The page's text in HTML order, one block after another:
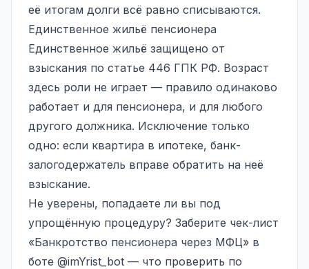
её итогам долги всё равно списываются.
Единственное жильё пенсионера
Единственное жильё защищено от
взыскания по статье 446 ГПК РФ. Возраст
здесь роли не играет — правило одинаково
работает и для пенсионера, и для любого
другого должника. Исключение только
одно: если квартира в ипотеке, банк-
залогодержатель вправе обратить на неё
взыскание.
Не уверены, попадаете ли вы под
упрощённую процедуру? Заберите чек-лист
«Банкротство пенсионера через МФЦ» в
боте @imYrist_bot — что проверить по